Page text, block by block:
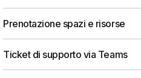
Prenotazione spazi e risorse
Ticket di supporto via Teams